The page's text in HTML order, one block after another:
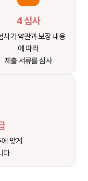
4 심사
사가 약관과 보장 내용
에 따라
제출 서류를 심사
맞게
다